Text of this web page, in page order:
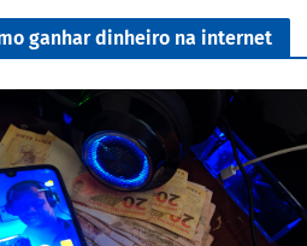
ganhar dinheiro na internet